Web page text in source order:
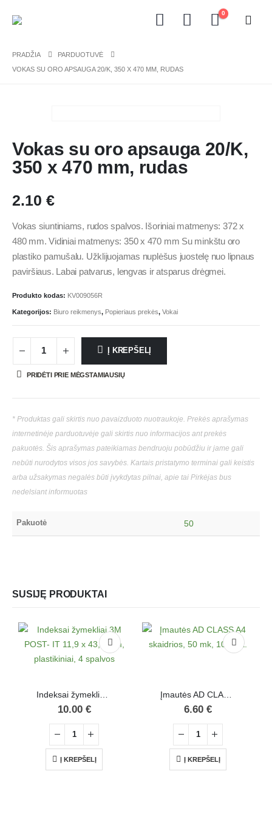
0
PRADŽIA
PARDUOTUVĖ
VOKAS SU ORO APSAUGA 20/K, 350 X 470 MM, RUDAS
Vokas su oro apsauga 20/K,
350 x 470 mm, rudas
2.10 €
Vokas siuntiniams, rudos spalvos. Išoriniai matmenys: 372 x
480 mm. Vidiniai matmenys: 350 x 470 mm Su minkštu oro
plastiko pamušalu. Užklijuojamas nuplėšus juostelę nuo lipnaus
paviršiaus. Labai patvarus, lengvas ir atsparus drėgmei.
Produkto kodas: KV009056R
Kategorijos: Biuro reikmenys, Popieriaus prekės, Vokai
Į KREPŠELĮ
PRIDĖTI PRIE MĖGSTAMIAUSIŲ
* Produktas gali skirtis nuo pavaizduoto nuotraukoje. Prekės aprašymas
internetinėje parduotuvėje gali skirtis nuo informacijos ant prekės
pakuotės. Šis aprašymas pateikiamas bendruoju pobūdžiu ir jame gali
nebūti nurodytos visos jos savybės. Kartais pristatymo terminai gali keistis
arba užsakymas negalės būti įvykdytas pilnai, apie tai Pirkėjas bus
nedelsiant informuotas
Pakuotė 50
SUSIJĘ PRODUKTAI
Indeksai žymekliai 3M POST- IT 11,9 x 43,1 mm, plastikiniai, 4 spalvos
10.00 €
Į KREPŠELĮ
Įmautės AD CLASS A4 skaidrios, 50 mk, 100 vnt.
6.60 €
Į KREPŠELĮ